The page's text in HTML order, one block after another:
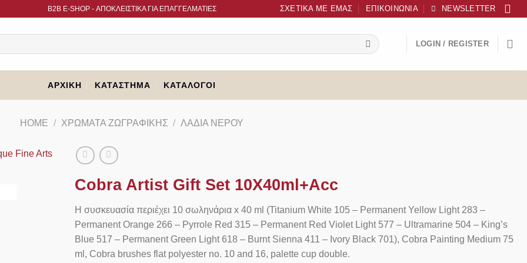
B2B Ε-SHOP - ΑΠΟΚΛΕΙΣΤΙΚΑ ΓΙΑ ΕΠΑΓΓΕΛΜΑΤΙΕΣ ΣΧΕΤΙΚΆ ΜΕ ΕΜΆΣ ΕΠΙΚΟΙΝΩΝΊΑ NEWSLETTER
LOGIN / REGISTER
ΑΡΧΙΚΉ ΚΑΤΆΣΤΗΜΑ ΚΑΤΆΛΟΓΟΙ
HOME / ΧΡΏΜΑΤΑ ΖΩΓΡΑΦΙΚΉΣ / ΛΆΔΙΑ ΝΕΡΟΎ
Cobra Artist Gift Set 10X40ml+Acc
Η συσκευασία περιέχει 10 σωληνάρια x 40 ml (Titanium White 105 – Permanent Yellow Light 283 –
Permanent Orange 266 – Pyrrole Red 315 – Permanent Red Violet Light 577 – Ultramarine 504 – King’s
Blue 517 – Permanent Green Light 618 – Burnt Sienna 411 – Ivory Black 701), Cobra Painting Medium 75
ml, Cobra brushes flat polyester no. 10 and 16, palette cup double.